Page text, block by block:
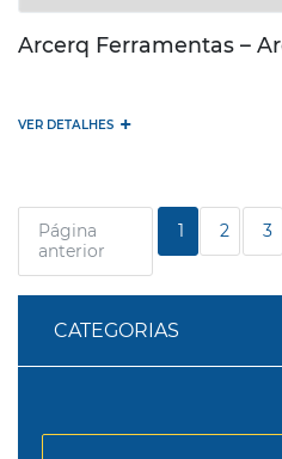
CATEGORIAS
Arcerq Ferramentas –
VER DETALHES +
Página
anterior
1 2 3